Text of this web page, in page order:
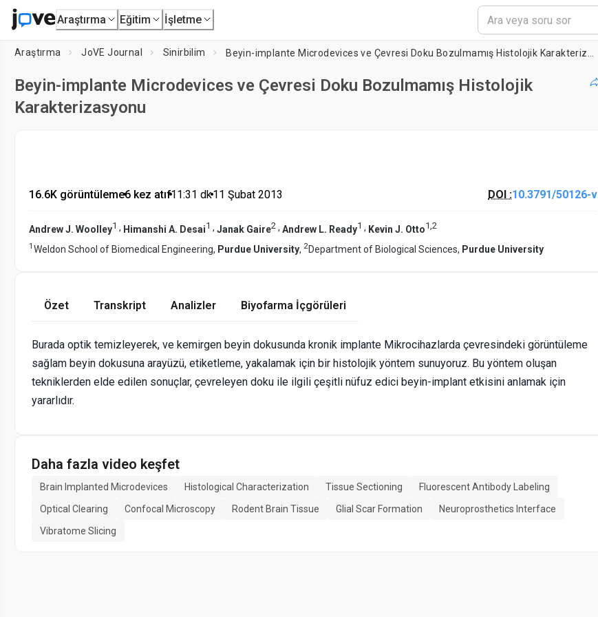
Araştırma Eğitim İşletme
Araştırma JoVE Journal Sinirbilim
Beyin-implante Microdevices ve Çevresi Doku Bozulmamış Histolojik
Karakterizasyonu
16.6K görüntüleme•6 kez atıf•11:31 dk•11 Şubat 2013 DOI :10.3791/50126-v
Andrew J. Woolley1 , Himanshi A. Desai1 , Janak Gaire2 , Andrew L. Ready1 , Kevin J. Otto1,2
1 Weldon School of Biomedical Engineering, Purdue University, 2Department of Biological Sciences, Purdue University
Özet Transkript Analizler Biyofarma İçgörüleri
Burada optik temizleyerek, ve kemirgen beyin dokusunda kronik implante Mikrocihazlarda çevresindeki görüntüleme
sağlam beyin dokusuna arayüzü, etiketleme, yakalamak için bir histolojik yöntem sunuyoruz. Bu yöntem oluşan
tekniklerden elde edilen sonuçlar, çevreleyen doku ile ilgili çeşitli nüfuz edici beyin-implant etkisini anlamak için
yararlıdır.
Daha fazla video keşfet
Brain Implanted Microdevices Histological Characterization Tissue Sectioning
Fluorescent Antibody Labeling
Optical Clearing
Confocal Microscopy Rodent Brain Tissue Glial Scar Formation
Neuroprosthetics Interface
Vibratome Slicing